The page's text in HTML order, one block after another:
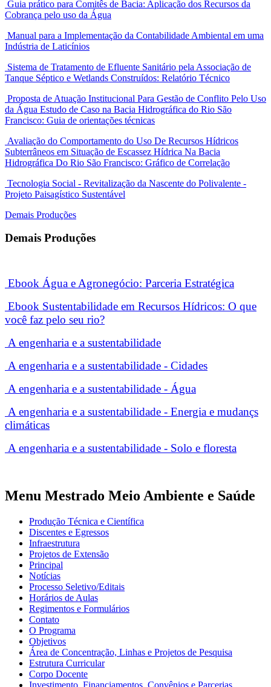
Guia prático para Comitês de Bacia: Aplicação dos Recursos da
Cobrança pelo uso da Água
Manual para a Implementação da Contabilidade Ambiental em uma
Indústria de Laticínios
Sistema de Tratamento de Efluente Sanitário pela Associação de
Tanque Séptico e Wetlands Construídos: Relatório Técnico
Proposta de Atuação Institucional Para Gestão de Conflito Pelo Uso
da Água Estudo de Caso na Bacia Hidrográfica do Rio São
Francisco: Guia de orientações técnicas
Avaliação do Comportamento do Uso De Recursos Hídricos
Subterrâneos em Situação de Escassez Hídrica Na Bacia
Hidrográfica Do Rio São Francisco: Gráfico de Correlação
Tecnologia Social - Revitalização da Nascente do Polivalente -
Projeto Paisagístico Sustentável
Demais Produções
Demais Produções
Ebook Água e Agronegócio: Parceria Estratégica
Ebook Sustentabilidade em Recursos Hídricos: O que
você faz pelo seu rio?
A engenharia e a sustentabilidade
A engenharia e a sustentabilidade - Cidades
A engenharia e a sustentabilidade - Água
A engenharia e a sustentabilidade - Energia e mudançs
climáticas
A engenharia e a sustentabilidade - Solo e floresta
Menu Mestrado Meio Ambiente e Saúde
Produção Técnica e Científica
Discentes e Egressos
Infraestrutura
Projetos de Extensão
Principal
Notícias
Processo Seletivo/Editais
Horários de Aulas
Regimentos e Formulários
Contato
O Programa
Objetivos
Área de Concentração, Linhas e Projetos de Pesquisa
Estrutura Curricular
Corpo Docente
Investimento, Financiamentos, Convênios e Parcerias